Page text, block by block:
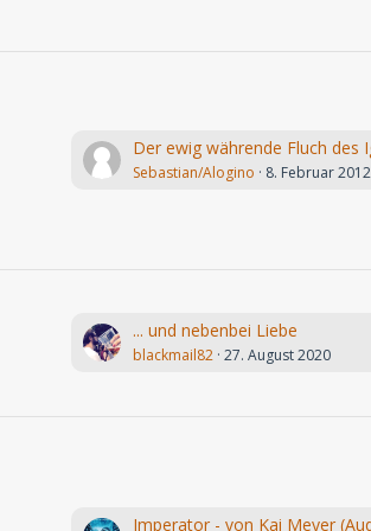
Sebastian/Alogino 8. Februar 2012
... und nebenbei Liebe
blackmail82 27. August 2020
Imperator - von Kai Meyer